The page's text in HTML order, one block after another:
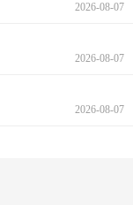
2026-08-07
2026-08-07
2026-08-07